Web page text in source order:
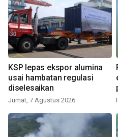
KSP lepas ekspor alumina
usai hambatan regulasi
diselesaikan
Jumat, 7 Agustus 2026